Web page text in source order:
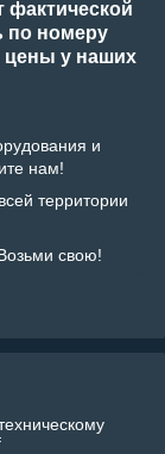
фактической
по номеру
цены у наших
и
нам!
территории
свою!